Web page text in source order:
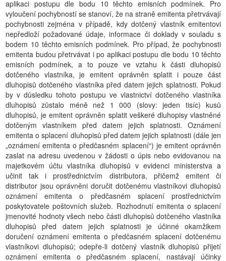
aplikaci postupu dle bodu 10 těchto emisních podmínek. Pro
vyloučení pochybností se stanoví, že na straně emitenta přetrvávají
pochybnosti zejména v případě, kdy dotčený vlastník emitentovi
nepředloží požadované údaje, informace či doklady v souladu s
bodem 10 těchto emisních podmínek. Pro případ, že pochybnosti
emitenta budou přetrvávat i po aplikaci postupu dle bodu 10 těchto
emisních podmínek, a to pouze ve vztahu k části dluhopisů
dotčeného vlastníka, je emitent oprávněn splatit i pouze část
dluhopisů dotčeného vlastníka před datem jejich splatnosti. Pokud
by v důsledku tohoto postupu ve vlastnictví dotčeného vlastníka
dluhopisů zůstalo méně než 1 000 (slovy: jeden tisíc) kusů
dluhopisů, je emitent oprávněn splatit veškeré dluhopisy vlastněné
dotčeným vlastníkem před datem jejich splatnosti. Oznámení
emitenta o splacení dluhopisů před datem jejich splatnosti (dále jen
„oznámení emitenta o předčasném splacení“) je emitent oprávněn
zaslat na adresu uvedenou v žádosti o úpis nebo evidovanou na
majetkovém účtu vlastníka dluhopisů v evidenci ministerstva a
učinit tak i prostřednictvím distributora, přičemž emitent či
distributor jsou oprávněni doručit dotčenému vlastníkovi dluhopisů
oznámení emitenta o předčasném splacení prostřednictvím
poskytovatele poštovních služeb. Rozhodnutí emitenta o splacení
jmenovité hodnoty všech nebo části dluhopisů dotčeného vlastníka
dluhopisů před datem jejich splatnosti je účinné okamžikem
doručení oznámení emitenta o předčasném splacení dotčenému
vlastníkovi dluhopisů; odepře-li dotčený vlastník dluhopisů přijetí
oznámení emitenta o předčasném splacení, nastávají účinky